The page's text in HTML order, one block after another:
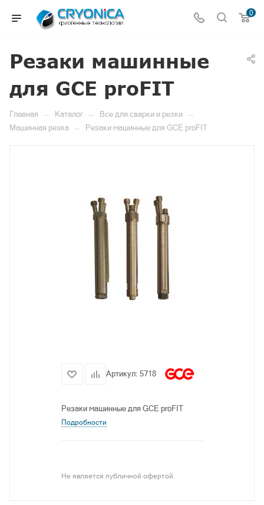
0
Резаки машинные
для GCE proFIT
Главная — Каталог — Все для сварки и резки —
Машинная резка — Резаки машинные для GCE proFIT
Артикул: 5718
Резаки машинные для GCE proFIT
Подробности
Не является публичной офертой.